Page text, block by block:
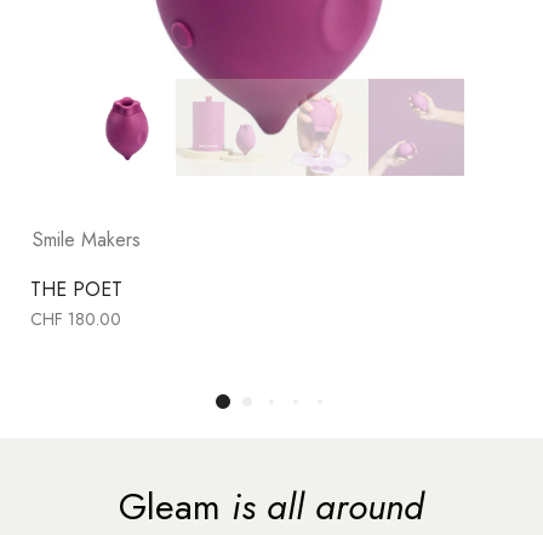
Smile Makers
THE POET
CHF 180.00
Gleam is all around